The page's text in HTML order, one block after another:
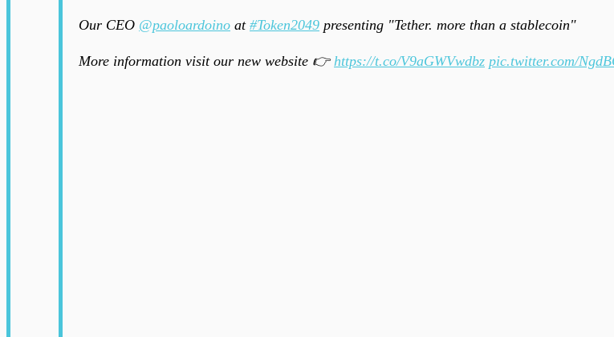
Our CEO @paoloardoino at #Token2049 presenting "Tether. more than a stablecoin"
More information visit our new website 👉https://t.co/V9aGWVwdbz pic.twitter.com/